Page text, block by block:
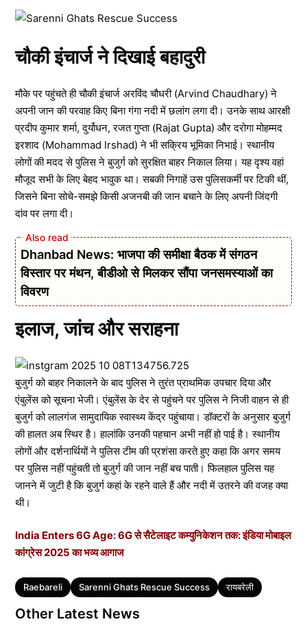
चौकी इंचार्ज ने दिखाई बहादुरी
मौके पर पहुंचते ही चौकी इंचार्ज अरविंद चौधरी (Arvind Chaudhary) ने
अपनी जान की परवाह किए बिना गंगा नदी में छलांग लगा दी। उनके साथ आरक्षी
प्रदीप कुमार शर्मा, दुर्योधन, रजत गुप्ता (Rajat Gupta) और दरोगा मोहम्मद
इरशाद (Mohammad Irshad) ने भी सक्रिय भूमिका निभाई। स्थानीय
लोगों की मदद से पुलिस ने बुजुर्ग को सुरक्षित बाहर निकाल लिया। यह दृश्य वहां
मौजूद सभी के लिए बेहद भावुक था। सबकी निगाहें उस पुलिसकर्मी पर टिकी थीं,
जिसने बिना सोचे-समझे किसी अजनबी की जान बचाने के लिए अपनी जिंदगी
दांव पर लगा दी।
Dhanbad News: भाजपा की समीक्षा बैठक में संगठन
विस्तार पर मंथन, बीडीओ से मिलकर सौंपा जनसमस्याओं का
विवरण
इलाज, जांच और सराहना
बुजुर्ग को बाहर निकालने के बाद पुलिस ने तुरंत प्राथमिक उपचार दिया और
एंबुलेंस को सूचना भेजी। एंबुलेंस के देर से पहुंचने पर पुलिस ने निजी वाहन से ही
बुजुर्ग को लालगंज सामुदायिक स्वास्थ्य केंद्र पहुंचाया। डॉक्टरों के अनुसार बुजुर्ग
की हालत अब स्थिर है। हालांकि उनकी पहचान अभी नहीं हो पाई है। स्थानीय
लोगों और दर्शनार्थियों ने पुलिस टीम की प्रशंसा करते हुए कहा कि अगर समय
पर पुलिस नहीं पहुंचती तो बुजुर्ग की जान नहीं बच पाती। फिलहाल पुलिस यह
जानने में जुटी है कि बुजुर्ग कहां के रहने वाले हैं और नदी में उतरने की वजह क्या
थी।
India Enters 6G Age: 6G से सैटेलाइट कम्युनिकेशन तक: इंडिया मोबाइल
कांग्रेस 2025 का भव्य आगाज
Tags
Raebareli Sarenni Ghats Rescue Success रायबरेली
Other Latest News